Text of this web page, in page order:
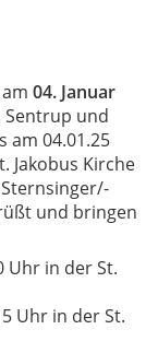
04. Januar
Sentrup und
am 04.01.25
Jakobus Kirche
und bringen
Uhr in der St.
Uhr in der St.